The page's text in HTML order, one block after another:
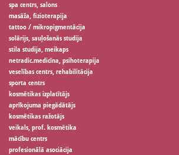
spa centrs, salons
masāža, fizioterapija
tattoo / mikropigmentācija
solārijs, sauļošanās studija
stila studija, meikaps
netradic.medicīna, psihoterapija
veselības centrs, rehabilitācija
sporta centrs
kosmētikas izplatītājs
aprīkojuma piegādātājs
kosmētikas ražotājs
veikals, prof. kosmētika
mācību centrs
profesionālā asociācija